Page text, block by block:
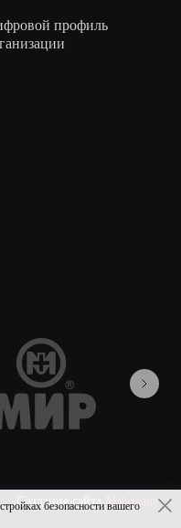
профиль
Создание сайта Mahogany
безопасности вашего